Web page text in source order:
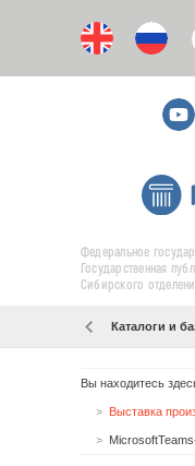
Федеральное
Государственная
Сибирского
Каталоги и
Вы находитесь